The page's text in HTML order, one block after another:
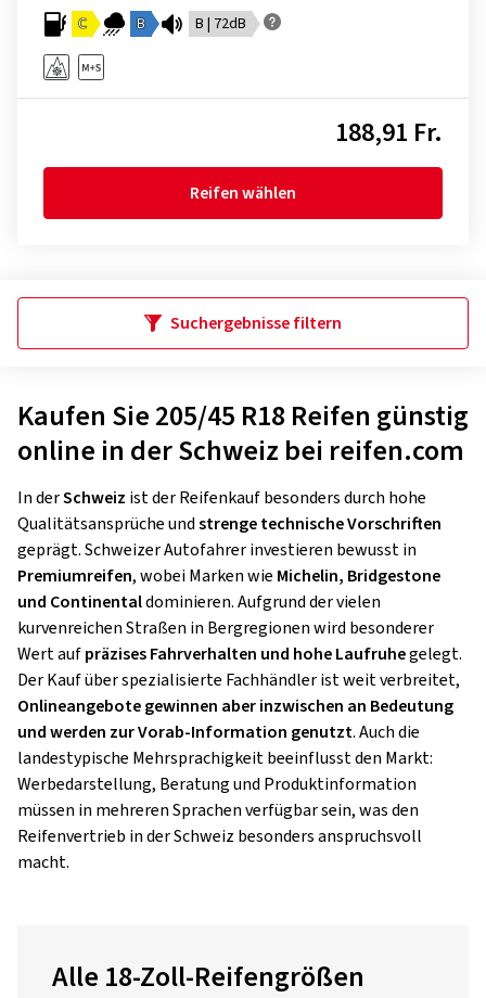
C B B | 72dB
188,91 Fr.
Reifen wählen
Suchergebnisse filtern
Kaufen Sie 205/45 R18 Reifen günstig
online in der Schweiz bei reifen.com
In derSchweiz ist der Reifenkauf besonders durch hohe
Qualitätsansprüche undstrenge technische Vorschriften
geprägt. Schweizer Autofahrer investieren bewusst in
Premiumreifen, wobei Marken wie Michelin, Bridgestone
und Continentaldominieren. Aufgrund der vielen
kurvenreichen Straßen in Bergregionen wird besonderer
Wert aufpräzises Fahrverhalten und hohe Laufruhegelegt.
Der Kauf über spezialisierte Fachhändler ist weit verbreitet,
Onlineangebote gewinnen aber inzwischen an Bedeutung
und werden zur Vorab-Information genutzt. Auch die
landestypische Mehrsprachigkeit beeinflusst den Markt:
Werbedarstellung, Beratung und Produktinformation
müssen in mehreren Sprachen verfügbar sein, was den
Reifenvertrieb in der Schweiz besonders anspruchsvoll
macht.
Alle 18-Zoll-Reifengrößen